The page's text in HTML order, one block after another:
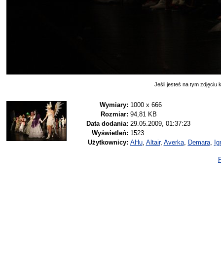
Jeśli jesteś na tym zdjęciu
Wymiary: 1000 x 666
Rozmiar: 94,81 KB
Data dodania: 29.05.2009, 01:37:23
Wyświetleń: 1523
Użytkownicy: AHu, Altair, Averka, Demara,